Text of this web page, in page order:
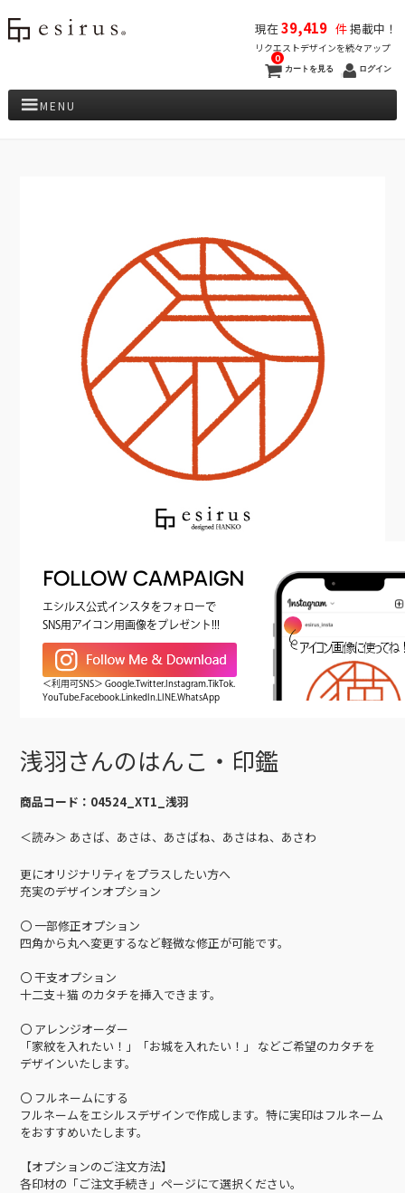
現在39,419 件掲載中！
リクエストデザインを続々アップ
カートを見る
0
ログイン
MENU
FOLLOW CAMPAIGN
エシルス公式インスタをフォローで
SNS用アイコン用画像をプレゼント!!!
＜利用可SNS＞ Google.Twitter.Instagram.TikTok.
YouTube.Facebook.LinkedIn.LINE.WhatsApp
浅羽さんのはんこ・印鑑
商品コード： 04524_XT1_浅羽
＜読み＞ あさば、あさは、あさばね、あさはね、あさわ
更にオリジナリティをプラスしたい方へ
充実のデザインオプション
〇 一部修正オプション
四角から丸へ変更するなど軽微な修正が可能です。
〇 干支オプション
十二支＋猫 のカタチを挿入できます。
〇 アレンジオーダー
「家紋を入れたい！」「お城を入れたい！」 などご希望のカタチを
デザインいたします。
〇 フルネームにする
フルネームをエシルスデザインで作成します。特に実印はフルネーム
をおすすめいたします。
【オプションのご注文方法】
各印材の「ご注文手続き」ページにて選択ください。